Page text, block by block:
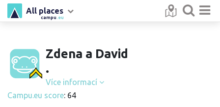
campu .eu
All places
Zdena a David
.
Více informací
Campu.eu score: 64